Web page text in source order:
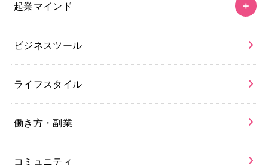
起業マインド
ビジネスツール
ライフスタイル
働き方・副業
コミュニティ